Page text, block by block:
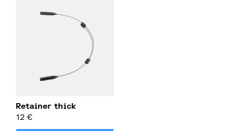
Retainer thick
12 €